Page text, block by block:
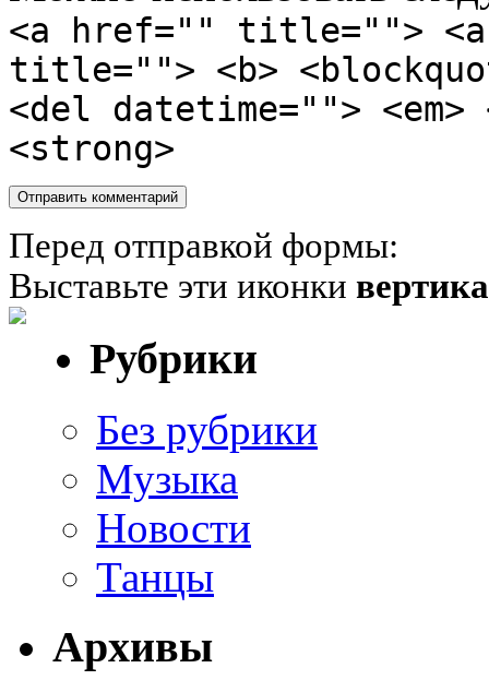
<a href="" title="">
title=""> <b>
<del datetime="">
<strong>
Перед отправкой формы:
Выставьте эти иконки
Рубрики
Без рубрики
Музыка
Новости
Танцы
Архивы